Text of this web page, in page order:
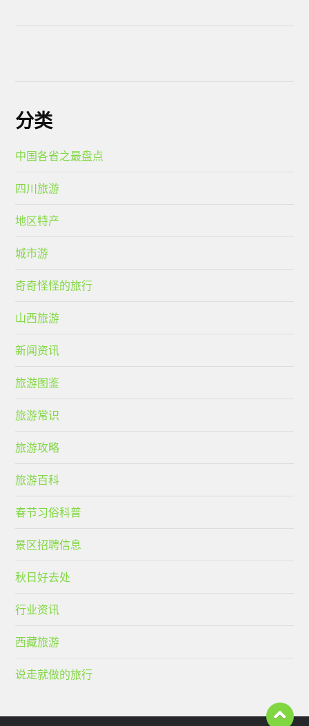
分类
中国各省之最盘点
四川旅游
地区特产
城市游
奇奇怪怪的旅行
山西旅游
新闻资讯
旅游图鉴
旅游常识
旅游攻略
旅游百科
春节习俗科普
景区招聘信息
秋日好去处
行业资讯
西藏旅游
说走就做的旅行